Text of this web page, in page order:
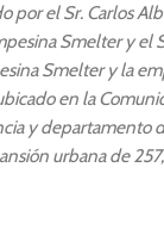
por el Sr. Carlos
Smelter y el
Smelter y la
en la
y departamento
urbana de